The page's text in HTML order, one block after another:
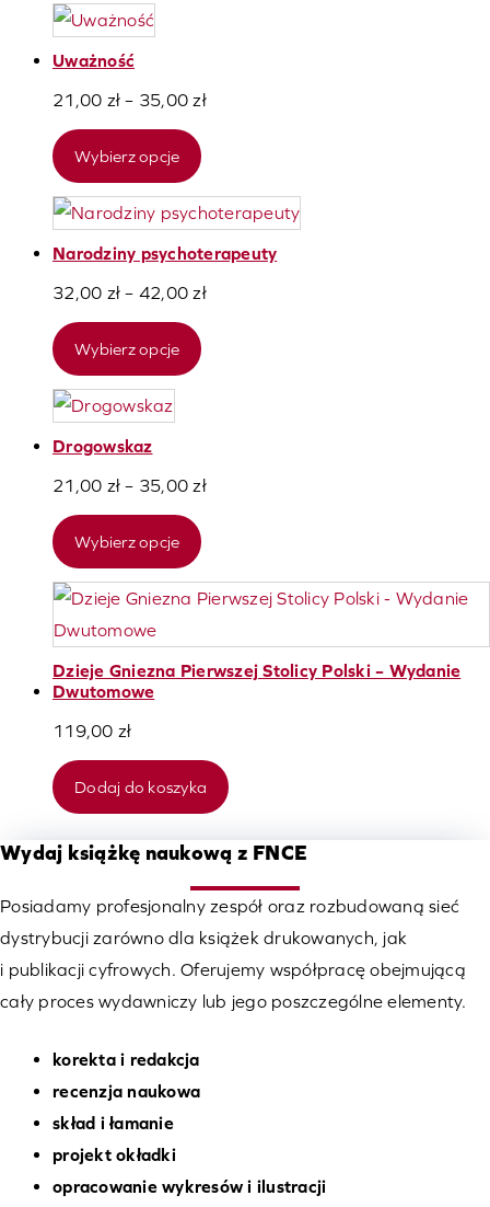
Uważność
21,00 zł – 35,00 złZakres
21,00 zł
do
35,00 zł
Wybierz opcje
Narodziny psychoterapeuty
32,00 zł – 42,00 złZakres
Wybierz opcje
Drogowskaz
21,00 zł – 35,00 złZakres
21,00 zł
35,00 zł
Wybierz opcje
Dzieje Gniezna Pierwszej Stolicy Polski – Wydanie
Dwutomowe
119,00 zł
Dodaj do koszyka
Wydaj książkę naukową z FNCE
Posiadamy profesjonalny zespół oraz rozbudowaną sieć
dystrybucji zarówno dla książek drukowanych, jak
i publikacji cyfrowych. Oferujemy współpracę obejmującą
cały proces wydawniczy lub jego poszczególne elementy.
korekta i redakcja
recenzja naukowa
skład i łamanie
projekt okładki
opracowanie wykresów i ilustracji